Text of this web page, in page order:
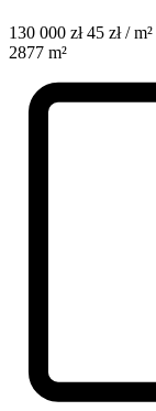
130 000 zł 45 zł / m²
2877 m²